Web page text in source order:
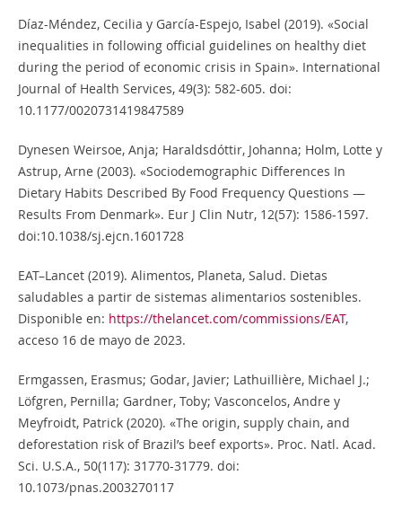
Díaz-Méndez, Cecilia y García-Espejo, Isabel (2019). «Social
inequalities in following official guidelines on healthy diet
during the period of economic crisis in Spain». International
Journal of Health Services, 49(3): 582-605. doi:
10.1177/0020731419847589
Dynesen Weirsoe, Anja; Haraldsdóttir, Johanna; Holm, Lotte y
Astrup, Arne (2003). «Sociodemographic Differences In
Dietary Habits Described By Food Frequency Questions —
Results From Denmark». Eur J Clin Nutr, 12(57): 1586-1597.
doi:10.1038/sj.ejcn.1601728
EAT–Lancet (2019). Alimentos, Planeta, Salud. Dietas
saludables a partir de sistemas alimentarios sostenibles.
Disponible en: https://thelancet.com/commissions/EAT,
acceso 16 de mayo de 2023.
Ermgassen, Erasmus; Godar, Javier; Lathuillière, Michael J.;
Löfgren, Pernilla; Gardner, Toby; Vasconcelos, Andre y
Meyfroidt, Patrick (2020). «The origin, supply chain, and
deforestation risk of Brazil’s beef exports». Proc. Natl. Acad.
Sci. U.S.A., 50(117): 31770-31779. doi:
10.1073/pnas.2003270117